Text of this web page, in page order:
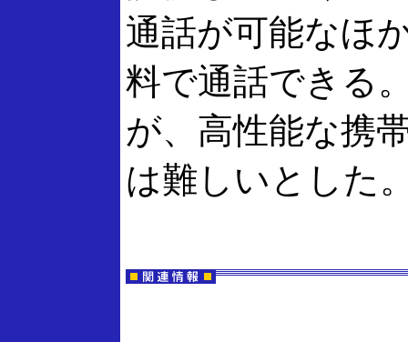
通話が可能なほ
料で通話できる
が、高性能な携
は難しいとした